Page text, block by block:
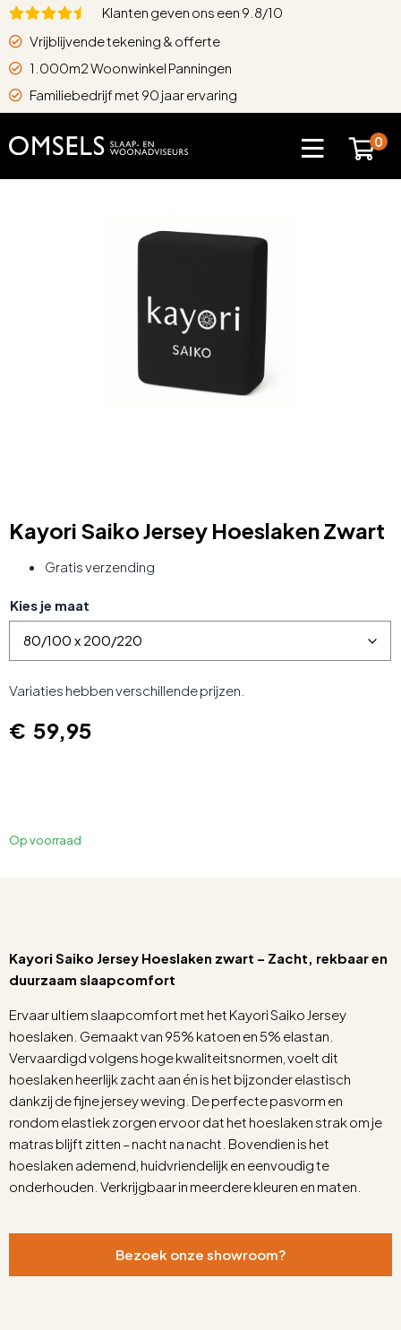
Klanten geven ons een 9.8/10
Vrijblijvende tekening & offerte
1.000m2 Woonwinkel Panningen
Familiebedrijf met 90 jaar ervaring
0
Kayori Saiko Jersey Hoeslaken Zwart
Gratis verzending
Kies je maat
Variaties hebben verschillende prijzen.
€ 59,95
Op voorraad
Kayori Saiko Jersey Hoeslaken zwart – Zacht, rekbaar en
duurzaam slaapcomfort
Ervaar ultiem slaapcomfort met het Kayori Saiko Jersey
hoeslaken. Gemaakt van 95% katoen en 5% elastan.
Vervaardigd volgens hoge kwaliteitsnormen, voelt dit
hoeslaken heerlijk zacht aan én is het bijzonder elastisch
dankzij de fijne jersey weving. De perfecte pasvorm en
rondom elastiek zorgen ervoor dat het hoeslaken strak om je
matras blijft zitten – nacht na nacht. Bovendien is het
hoeslaken ademend, huidvriendelijk en eenvoudig te
onderhouden. Verkrijgbaar in meerdere kleuren en maten.
Bezoek onze showroom?